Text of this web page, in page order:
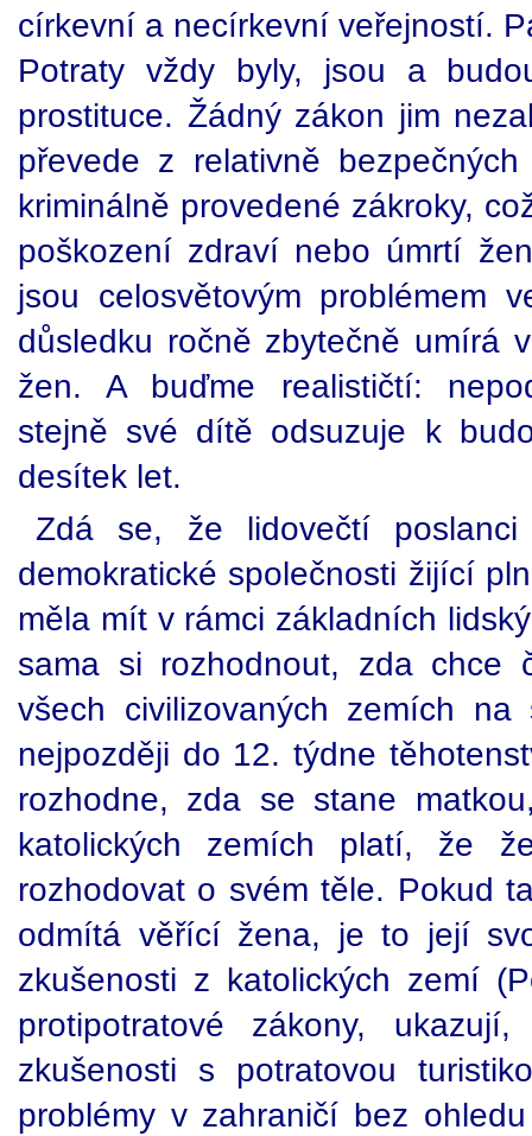
církevní a necírkevní veřejností.
Potraty vždy byly, jsou a
prostituce. Žádný zákon jim
převede z relativně
kriminálně provedené zákroky,
poškození zdraví nebo úmrtí
jsou celosvětovým problémem
důsledku ročně zbytečně umírá
žen. A buďme realističtí:
stejně své dítě odsuzuje k
desítek let.
Zdá se, že lidovečtí
demokratické společnosti žijící
měla mít v rámci základních
sama si rozhodnout, zda chce
všech civilizovaných zemích
nejpozději do 12. týdne
rozhodne, zda se stane
katolických zemích platí, že
rozhodovat o svém těle. Pokud
odmítá věřící žena, je to její
zkušenosti z katolických zemí
protipotratové zákony,
zkušenosti s potratovou
problémy v zahraničí bez